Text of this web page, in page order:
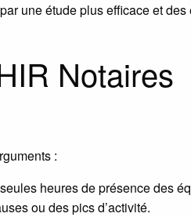
une étude plus efficace et
Notaires
:
heures de présence des
ou des pics d’activité.